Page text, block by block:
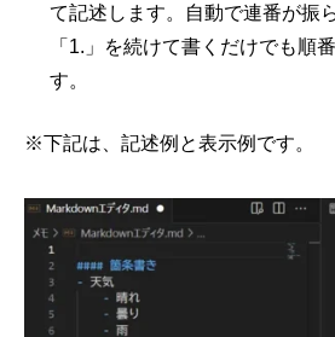
て記述します。自動で連番が振
「1.」を続けて書くだけでも順
す。
※下記は、記述例と表示例です。